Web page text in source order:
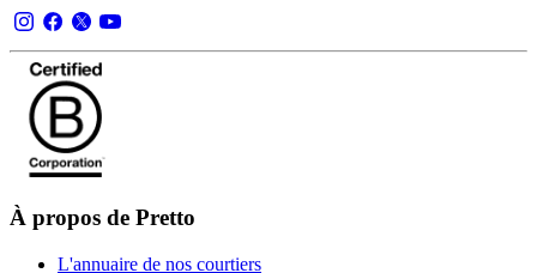
À propos de Pretto
L'annuaire de nos courtiers